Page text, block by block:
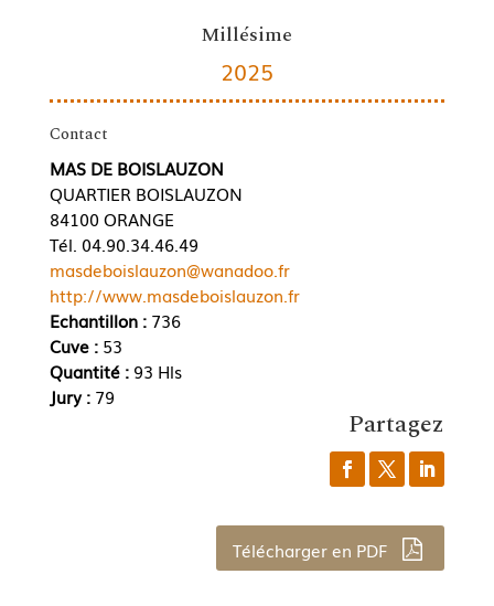
Millésime
2025
Contact
MAS DE BOISLAUZON
QUARTIER BOISLAUZON
84100 ORANGE
Tél. 04.90.34.46.49
masdeboislauzon@wanadoo.fr
http://www.masdeboislauzon.fr
Echantillon :736
Cuve : 53
Quantité : 93 Hls
Jury : 79
Partagez
Télécharger en PDF